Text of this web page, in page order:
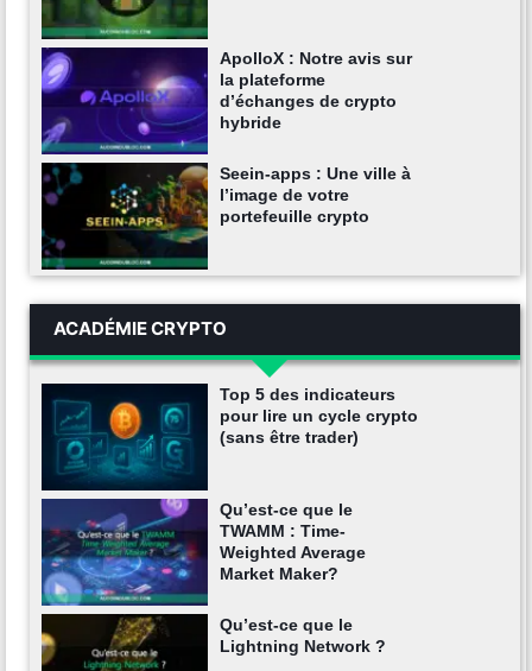
ApolloX : Notre avis sur
la plateforme
d’échanges de crypto
hybride
Seein-apps : Une ville à
l’image de votre
portefeuille crypto
ACADÉMIE CRYPTO
Top 5 des indicateurs
pour lire un cycle crypto
(sans être trader)
Qu’est-ce que le
TWAMM : Time-
Weighted Average
Market Maker?
Qu’est-ce que le
Lightning Network ?